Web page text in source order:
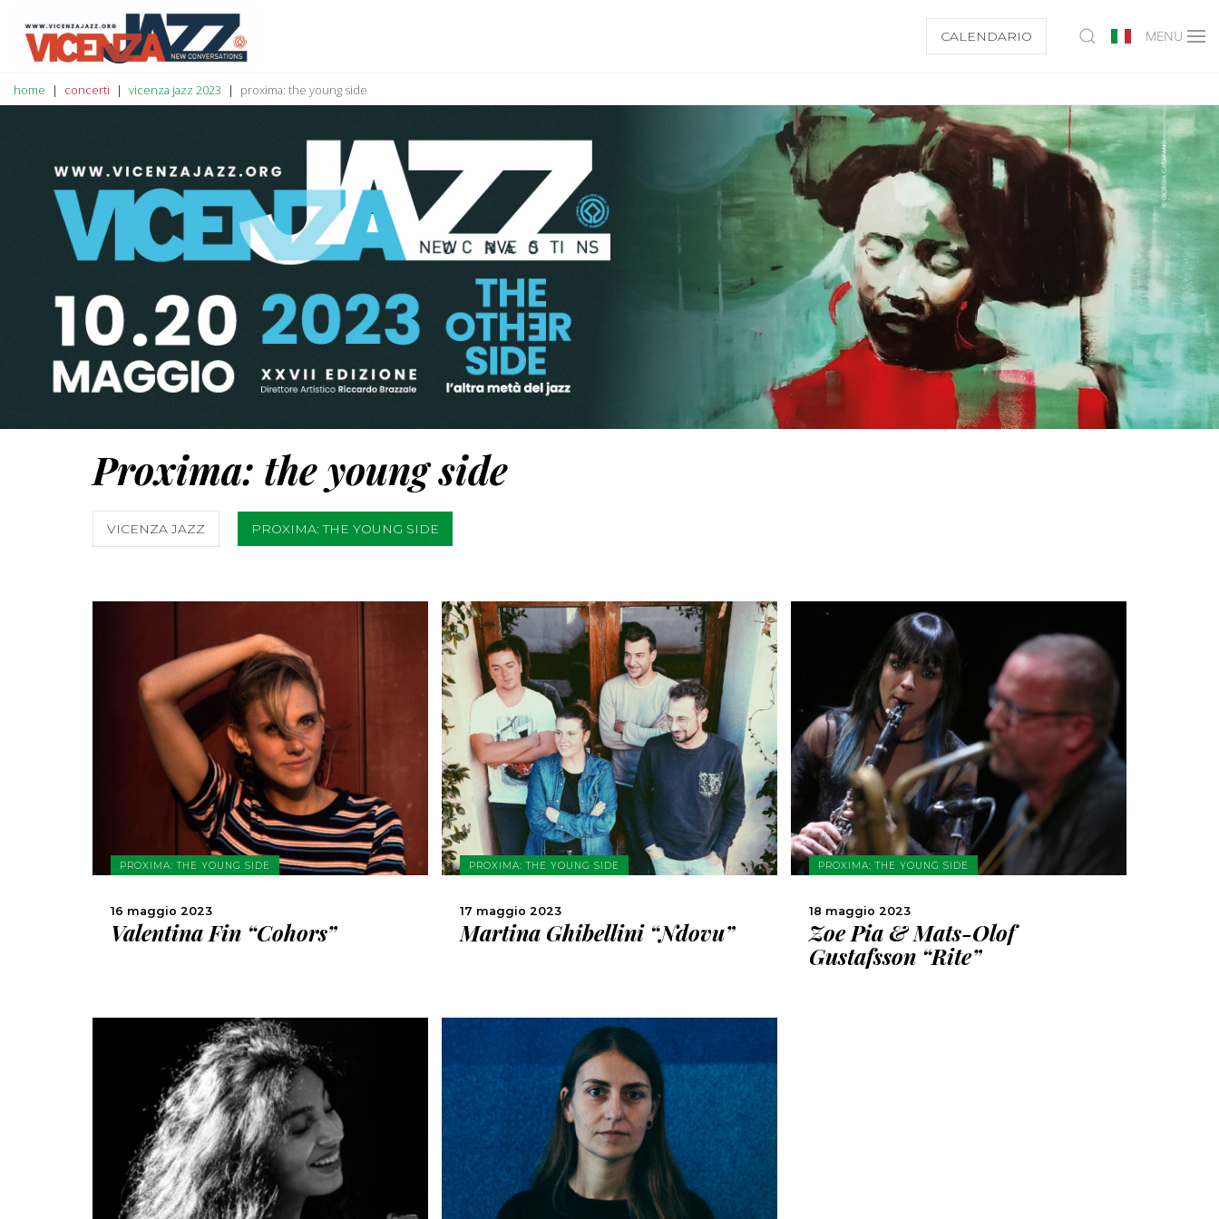
CALENDARIO MENU
home concerti vicenza jazz 2023 proxima: the young side
Proxima: the young side
VICENZA JAZZ PROXIMA: THE YOUNG SIDE
PROXIMA: THE YOUNG SIDE
16 maggio 2023
Valentina Fin “Cohors”
SCOPRI DI PIÙ
CONDIVIDI
PROXIMA: THE YOUNG SIDE
17 maggio 2023
Martina Ghibellini “Ndovu”
SCOPRI DI PIÙ
CONDIVIDI
PROXIMA: THE YOUNG SIDE
18 maggio 2023
Zoe Pia & Mats-Olof
Gustafsson “Rite”
SCOPRI DI PIÙ
CONDIVIDI
SCOPRI DI PIÙ SCOPRI DI PIÙ